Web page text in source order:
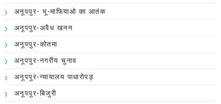
अनूपपुर- भू-माफियाओ का आतंक
अनूपपुर-अवैध खनन
अनूपपुर-कोतमा
अनूपपुर-नगरीय चुनाव
अनूपपुर-न्यायालय पाधारोपड़
अनूपपुर-बिजुरी